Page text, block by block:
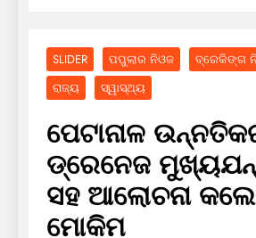
SLIDER ପପୁଲାର ନିଓଜ ବ୍ରେକିଙ୍ଗ
ରାଜ୍ୟ
ସ୍ୱାସ୍ଥ୍ୟ
ପେଟାନାଳ
ଡ୍ରେନେଜ
ସହ ଆଲୋଚନା
ମୋକିମ